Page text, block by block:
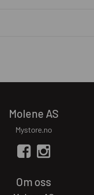
Molene AS
Mystore.no
Om oss